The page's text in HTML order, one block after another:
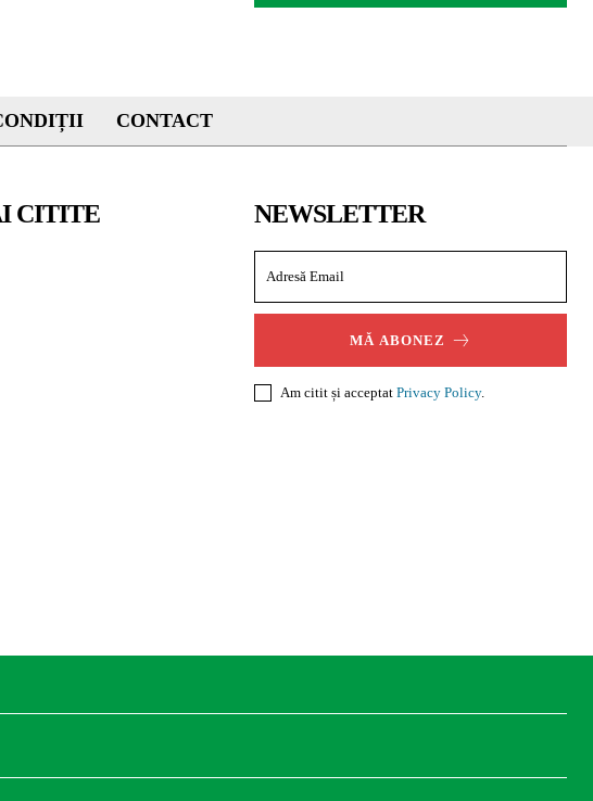
CONTACT
CITITE NEWSLETTER
MĂ ABONEZ
Am citit și acceptat Privacy Policy.